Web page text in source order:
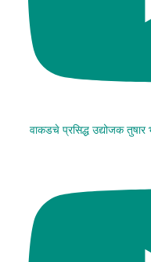
वाकडचे प्रसिद्ध उद्योजक